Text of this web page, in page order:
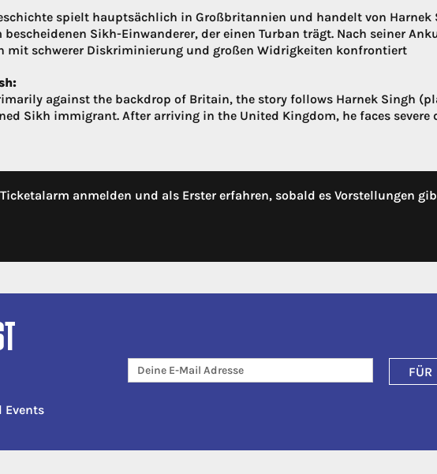
spielt hauptsächlich in Großbritannien und handelt von Harnek
bescheidenen Sikh-Einwanderer, der einen Turban trägt. Nach seiner
mit schwerer Diskriminierung und großen Widrigkeiten konfrontiert
against the backdrop of Britain, the story follows Harnek Singh
Sikh immigrant. After arriving in the United Kingdom, he faces
anmelden und als Erster erfahren, sobald es Vorstellungen
Events
FÜR